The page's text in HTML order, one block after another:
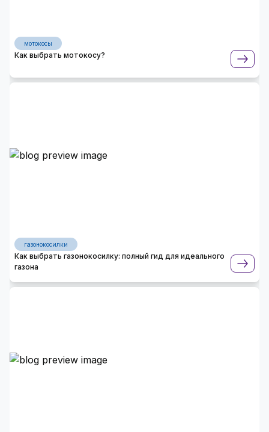
мотокосы
Как выбрать мотокосу?
газонокосилки
Как выбрать газонокосилку: полный гид для идеального
газона